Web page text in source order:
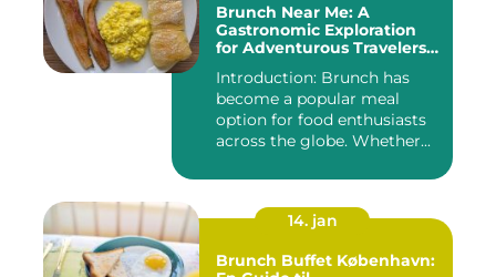
Brunch Near Me: A
Gastronomic Exploration
for Adventurous Travelers
Introduction: Brunch has
become a popular meal
option for food enthusiasts
across the globe. Whether...
14. jan
Brunch Buffet København: